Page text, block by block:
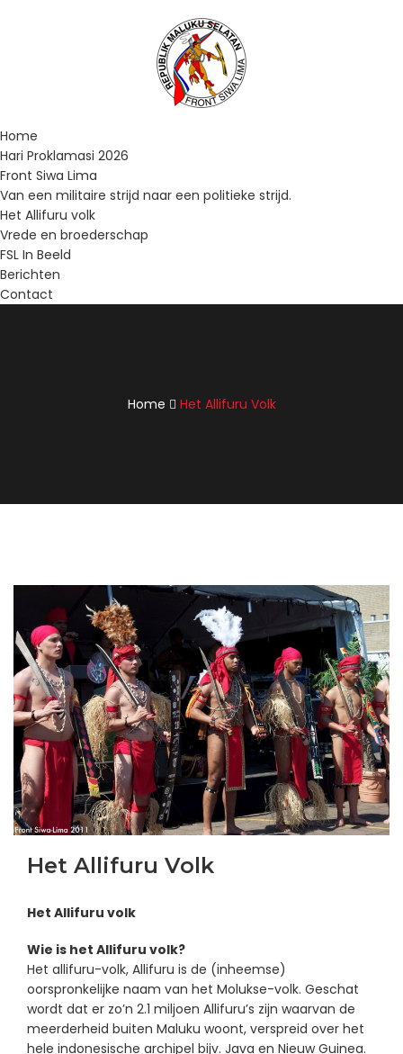
Home
Hari Proklamasi 2026
Front Siwa Lima
Van een militaire strijd naar een politieke strijd.
Het Allifuru volk
Vrede en broederschap
FSL In Beeld
Berichten
Contact
Home Het Allifuru Volk
Het Allifuru Volk
Het Allifuru volk
Wie is het Allifuru volk?
Het allifuru-volk, Allifuru is de (inheemse)
oorspronkelijke naam van het Molukse-volk. Geschat
wordt dat er zo’n 2.1 miljoen Allifuru’s zijn waarvan de
meerderheid buiten Maluku woont, verspreid over het
hele indonesische archipel bijv. Java en Nieuw Guinea.